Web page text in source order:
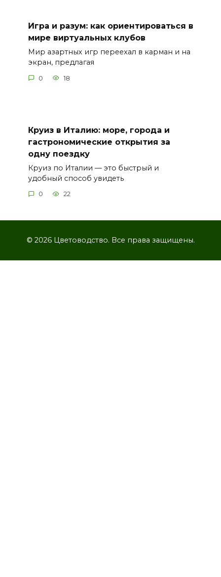
Игра и разум: как ориентироваться в
мире виртуальных клубов
Мир азартных игр переехал в карман и на
экран, предлагая
0 18
Круиз в Италию: море, города и
гастрономические открытия за
одну поездку
Круиз по Италии — это быстрый и
удобный способ увидеть
0 22
© 2026 Цветоводство. Все права защищены.